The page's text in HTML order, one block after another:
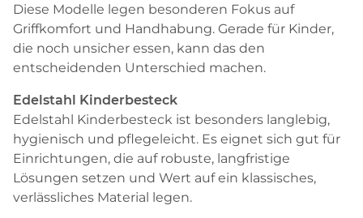
Diese Modelle legen besonderen Fokus auf
Griffkomfort und Handhabung. Gerade für Kinder,
die noch unsicher essen, kann das den
entscheidenden Unterschied machen.
Edelstahl Kinderbesteck
Edelstahl Kinderbesteck ist besonders langlebig,
hygienisch und pflegeleicht. Es eignet sich gut für
Einrichtungen, die auf robuste, langfristige
Lösungen setzen und Wert auf ein klassisches,
verlässliches Material legen.